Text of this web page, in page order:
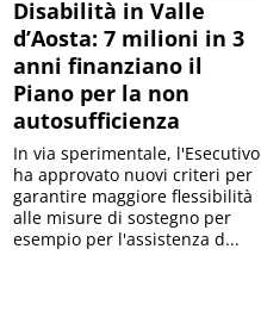
Disabilità in Valle
d’Aosta: 7 milioni in 3
anni finanziano il
Piano per la non
autosufficienza
In via sperimentale, l'Esecutivo
ha approvato nuovi criteri per
garantire maggiore flessibilità
alle misure di sostegno per
esempio per l'assistenza d...